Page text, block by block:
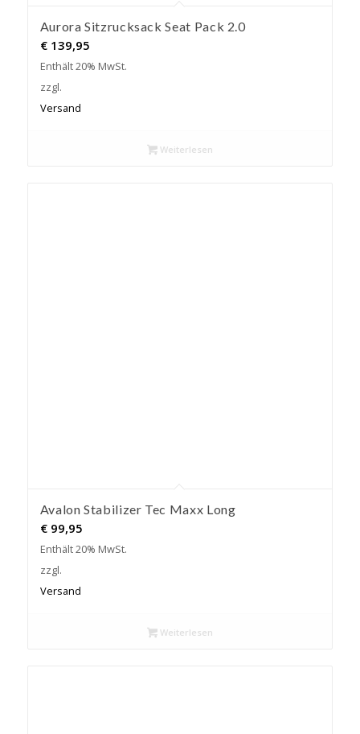
Aurora Sitzrucksack Seat Pack 2.0
€139,95
Enthält 20% MwSt.
zzgl.
Versand
Weiterlesen
Avalon Stabilizer Tec Maxx Long
€99,95
Enthält 20% MwSt.
zzgl.
Versand
Weiterlesen